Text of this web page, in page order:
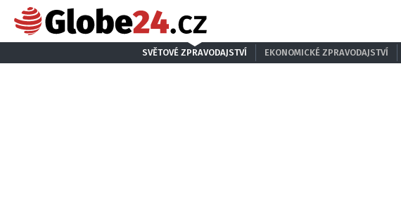
SVĚTOVÉ ZPRAVODAJSTVÍ EKONOMICKÉ ZPRAVODAJSTVÍ